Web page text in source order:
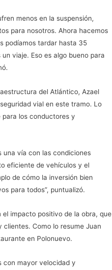
menos en la suspensión,
para nosotros. Ahora hacemos
podíamos tardar hasta 35
viaje. Eso es algo bueno para
del Atlántico, Azael
vial en este tramo. Lo
los conductores y
una vía con las condiciones
eficiente de vehículos y el
de cómo la inversión bien
para todos”, puntualizó.
impacto positivo de la obra, que
Como lo resume Juan
en Polonuevo.
con mayor velocidad y